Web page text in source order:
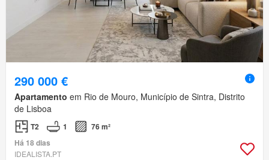
290 000 €
Apartamento em Rio de Mouro, Município de Sintra, Distrito
de Lisboa
T2 1
76 m²
Há 18 dias
IDEALISTA.PT